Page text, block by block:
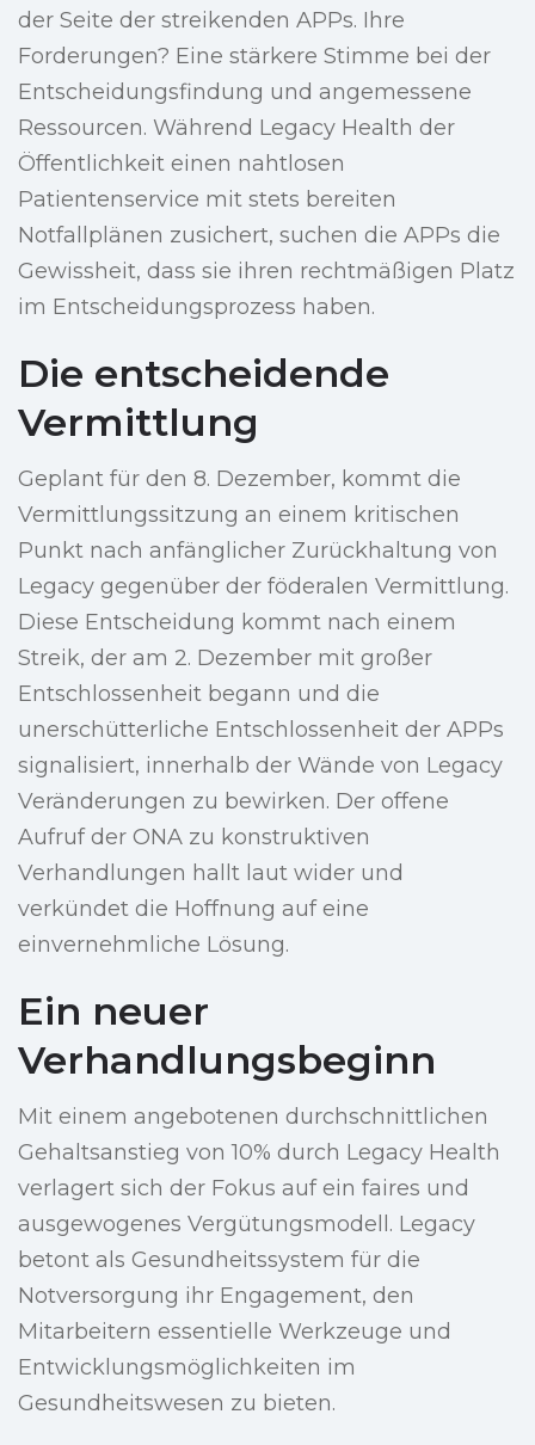
der Seite der streikenden APPs. Ihre
Forderungen? Eine stärkere Stimme bei der
Entscheidungsfindung und angemessene
Ressourcen. Während Legacy Health der
Öffentlichkeit einen nahtlosen
Patientenservice mit stets bereiten
Notfallplänen zusichert, suchen die APPs die
Gewissheit, dass sie ihren rechtmäßigen Platz
im Entscheidungsprozess haben.
Die entscheidende
Vermittlung
Geplant für den 8. Dezember, kommt die
Vermittlungssitzung an einem kritischen
Punkt nach anfänglicher Zurückhaltung von
Legacy gegenüber der föderalen Vermittlung.
Diese Entscheidung kommt nach einem
Streik, der am 2. Dezember mit großer
Entschlossenheit begann und die
unerschütterliche Entschlossenheit der APPs
signalisiert, innerhalb der Wände von Legacy
Veränderungen zu bewirken. Der offene
Aufruf der ONA zu konstruktiven
Verhandlungen hallt laut wider und
verkündet die Hoffnung auf eine
einvernehmliche Lösung.
Ein neuer
Verhandlungsbeginn
Mit einem angebotenen durchschnittlichen
Gehaltsanstieg von 10% durch Legacy Health
verlagert sich der Fokus auf ein faires und
ausgewogenes Vergütungsmodell. Legacy
betont als Gesundheitssystem für die
Notversorgung ihr Engagement, den
Mitarbeitern essentielle Werkzeuge und
Entwicklungsmöglichkeiten im
Gesundheitswesen zu bieten.